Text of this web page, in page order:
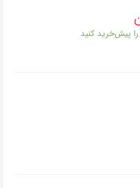
پیش‌خرید کنید